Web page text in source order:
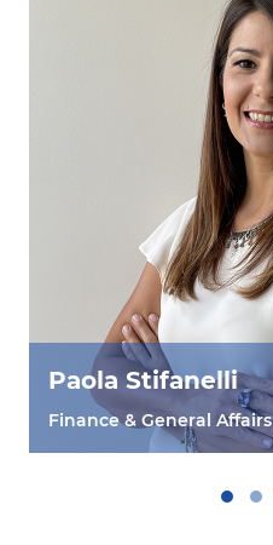
Paola Stifanelli
Finance & General Affairs